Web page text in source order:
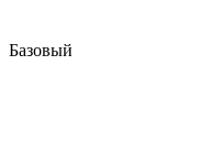
Базовый